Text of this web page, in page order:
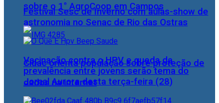
sobre o 1° AgroCoop em Campos
Cidac orienta população sobre proteção de
dados na internet
Festival Sesc de Inverno com aulas-show de
astronomia no Senac de Rio das Ostras
Vacinação contra o HPV e queda da
prevalência entre jovens serão tema do
Jornal Aurora desta terça-feira (28)